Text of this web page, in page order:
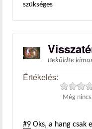
szükséges
Beküldte
Értékelés:
Még
#9 Oks, a hang csak